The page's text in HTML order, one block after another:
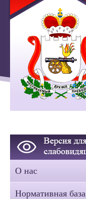
О нас
Нормативная база